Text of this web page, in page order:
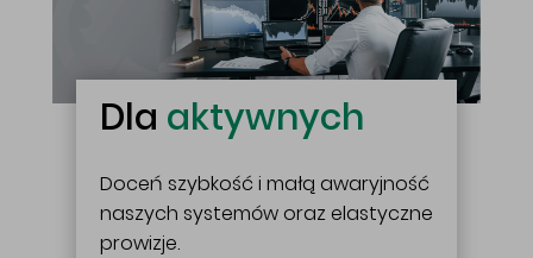
Dla aktywnych
Doceń szybkość i małą awaryjność
naszych systemów oraz elastyczne
prowizje.